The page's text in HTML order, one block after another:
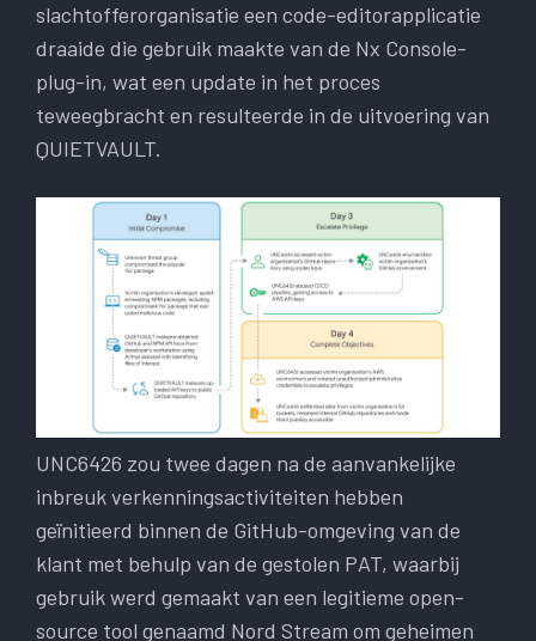
slachtofferorganisatie een code-editorapplicatie
draaide die gebruik maakte van de Nx Console-
plug-in, wat een update in het proces
teweegbracht en resulteerde in de uitvoering van
QUIETVAULT.
UNC6426 zou twee dagen na de aanvankelijke
inbreuk verkenningsactiviteiten hebben
geïnitieerd binnen de GitHub-omgeving van de
klant met behulp van de gestolen PAT, waarbij
gebruik werd gemaakt van een legitieme open-
source tool genaamd Nord Stream om geheimen